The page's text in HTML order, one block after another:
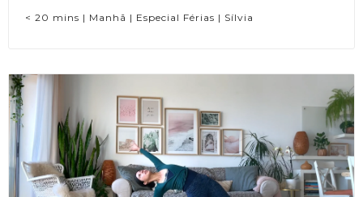
< 20 mins | Manhã | Especial Férias | Sílvia